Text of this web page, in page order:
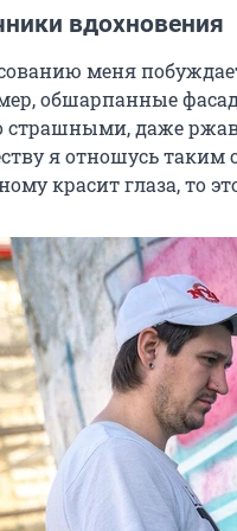
вдохновения
меня
обшарпанные
страшными, даже
я отношусь таким
красит глаза, то